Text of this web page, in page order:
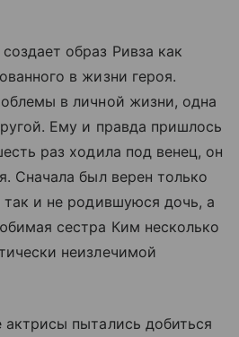
образ Ривза как
в жизни героя.
в личной жизни, одна
Ему и правда пришлось
раз ходила под венец, он
Сначала был верен только
так и не родившуюся дочь, а
сестра Ким несколько
неизлечимой
пытались добиться